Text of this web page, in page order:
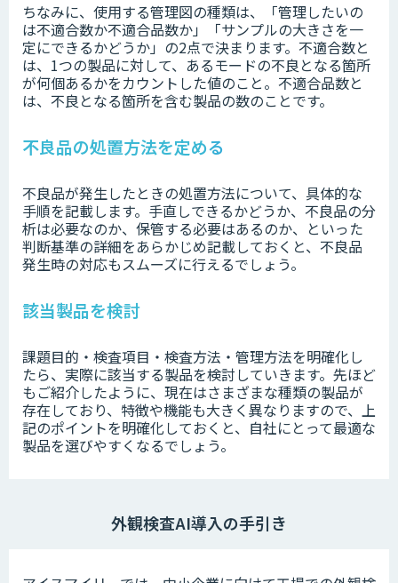
ちなみに、使用する管理図の種類は、「管理したいの
は不適合数か不適合品数か」「サンプルの大きさを一
定にできるかどうか」の2点で決まります。不適合数と
は、1つの製品に対して、あるモードの不良となる箇所
が何個あるかをカウントした値のこと。不適合品数と
は、不良となる箇所を含む製品の数のことです。
不良品の処置方法を定める
不良品が発生したときの処置方法について、具体的な
手順を記載します。手直しできるかどうか、不良品の分
析は必要なのか、保管する必要はあるのか、といった
判断基準の詳細をあらかじめ記載しておくと、不良品
発生時の対応もスムーズに行えるでしょう。
該当製品を検討
課題目的・検査項目・検査方法・管理方法を明確化し
たら、実際に該当する製品を検討していきます。先ほど
もご紹介したように、現在はさまざまな種類の製品が
存在しており、特徴や機能も大きく異なりますので、上
記のポイントを明確化しておくと、自社にとって最適な
製品を選びやすくなるでしょう。
外観検査AI導入の手引き